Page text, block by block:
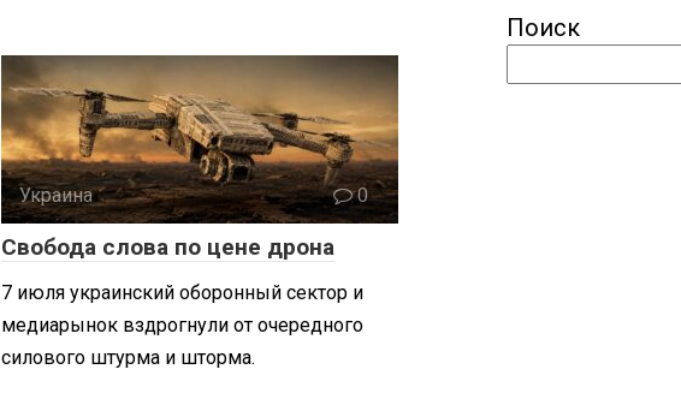
Украина 0
Свобода слова по цене дрона
7 июля украинский оборонный сектор и
медиарынок вздрогнули от очередного
силового штурма и шторма.
Поиск